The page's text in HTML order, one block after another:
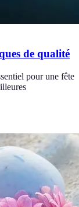
de qualité
pour une fête